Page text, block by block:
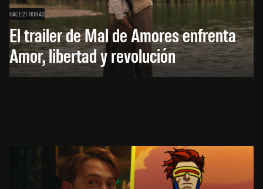
HACE 21 HORAS
El trailer de Mal de Amores enfrenta
Amor, libertad y revolución